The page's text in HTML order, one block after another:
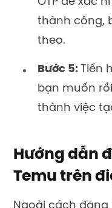
thành công,
theo.
Bước 5: Tiến
bạn muốn
thành việc
Hướng dẫn
Temu trên